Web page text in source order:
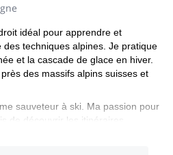
idéal pour apprendre et
techniques alpines. Je pratique
et la cascade de glace en hiver.
des massifs alpins suisses et
sauveteur à ski. Ma passion pour
de découvrir les itinéraires
des Alpes. Les premiers